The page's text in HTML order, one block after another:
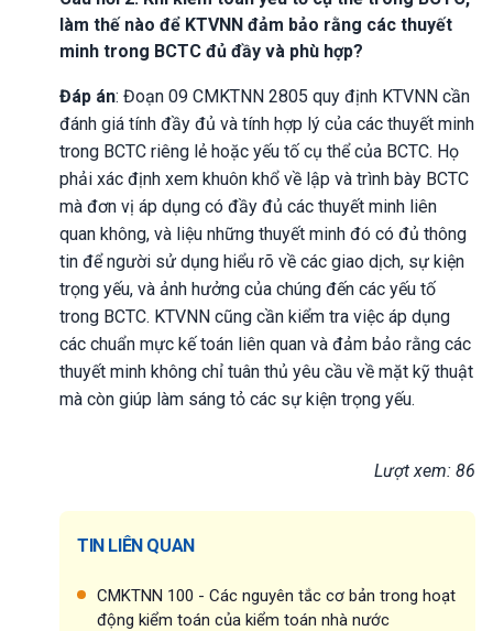
làm thế nào để KTVNN đảm bảo rằng các thuyết
minh trong BCTC đủ đầy và phù hợp?
Đáp án: Đoạn 09 CMKTNN 2805 quy định KTVNN cần
đánh giá tính đầy đủ và tính hợp lý của các thuyết minh
trong BCTC riêng lẻ hoặc yếu tố cụ thể của BCTC. Họ
phải xác định xem khuôn khổ về lập và trình bày BCTC
mà đơn vị áp dụng có đầy đủ các thuyết minh liên
quan không, và liệu những thuyết minh đó có đủ thông
tin để người sử dụng hiểu rõ về các giao dịch, sự kiện
trọng yếu, và ảnh hưởng của chúng đến các yếu tố
trong BCTC. KTVNN cũng cần kiểm tra việc áp dụng
các chuẩn mực kế toán liên quan và đảm bảo rằng các
thuyết minh không chỉ tuân thủ yêu cầu về mặt kỹ thuật
mà còn giúp làm sáng tỏ các sự kiện trọng yếu.
Lượt xem: 86
TIN LIÊN QUAN
CMKTNN 100 - Các nguyên tắc cơ bản trong hoạt
động kiểm toán của kiểm toán nhà nước